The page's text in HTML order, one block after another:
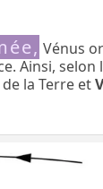
Vénus
Ainsi,
la Terre et